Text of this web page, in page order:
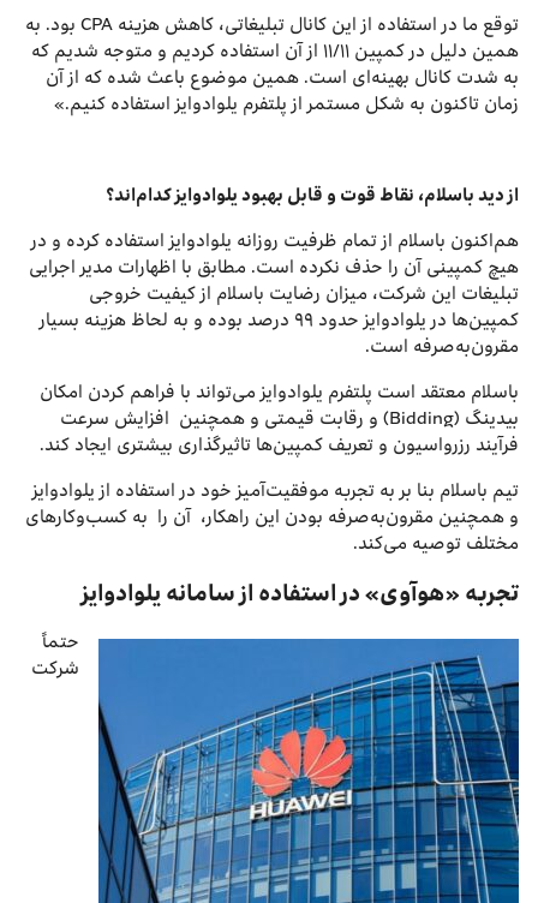
توقع ما در استفاده از این کانال تبلیغاتی، کاهش هزینه CPA بود. به
همین دلیل در کمپین ۱۱/۱۱ از آن استفاده کردیم و متوجه شدیم که
به شدت کانال بهینه‌ای است. همین موضوع باعث شده که از آن
زمان تاکنون به شکل مستمر از پلتفرم یلوادوایز استفاده ‌کنیم.»
از دید باسلام، نقاط قوت و قابل بهبود یلوادوایز کدام‌اند؟
هم‌اکنون باسلام از تمام ظرفیت روزانه یلوادوایز استفاده کرده و در
هیچ کمپینی آن را حذف نکرده ‌است. مطابق با اظهارات مدیر اجرایی
تبلیغات این شرکت،‌ میزان رضایت باسلام از کیفیت خروجی
کمپین‌ها در یلوادوایز حدود ۹۹ درصد بوده و به لحاظ هزینه بسیار
مقرون‌به‌صرفه است.
باسلام معتقد است پلتفرم یلوادوایز می‌تواند با فراهم کردن امکان
بیدینگ (Bidding) و رقابت قیمتی و همچنین افزایش سرعت
فرآیند رزرواسیون و تعریف کمپین‌ها تاثیرگذاری بیشتری ایجاد کند.
تیم باسلام بنا بر به تجربه موفقیت‌آمیز خود در استفاده از یلوادوایز
و همچنین مقرون‌به‌صرفه بودن این راهکار، آن را به کسب‌وکارهای
مختلف توصیه می‌کند.
تجربه «هوآوی» در استفاده از سامانه یلوادوایز
حتماً
شرکت